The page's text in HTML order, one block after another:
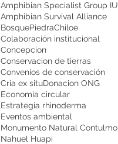
Amphibian Survival Alliance
BosquePiedraChiloe
Colaboración institucional
Concepcion
Conservacion de tierras
Convenios de conservación
Cria ex situDonacion ONG
Economia circular
Estrategia rhinoderma
Eventos ambiental
Monumento Natural Contulmo
Nahuel Huapi